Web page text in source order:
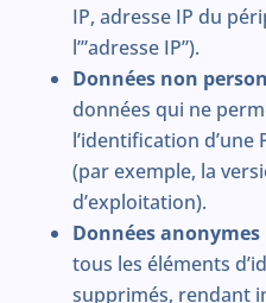
IP, adresse IP du
l’”adresse IP”).
Données non
données qui ne
l’identification
(par exemple, la
d’exploitation).
Données anonymes
tous les éléments
supprimés, rendant